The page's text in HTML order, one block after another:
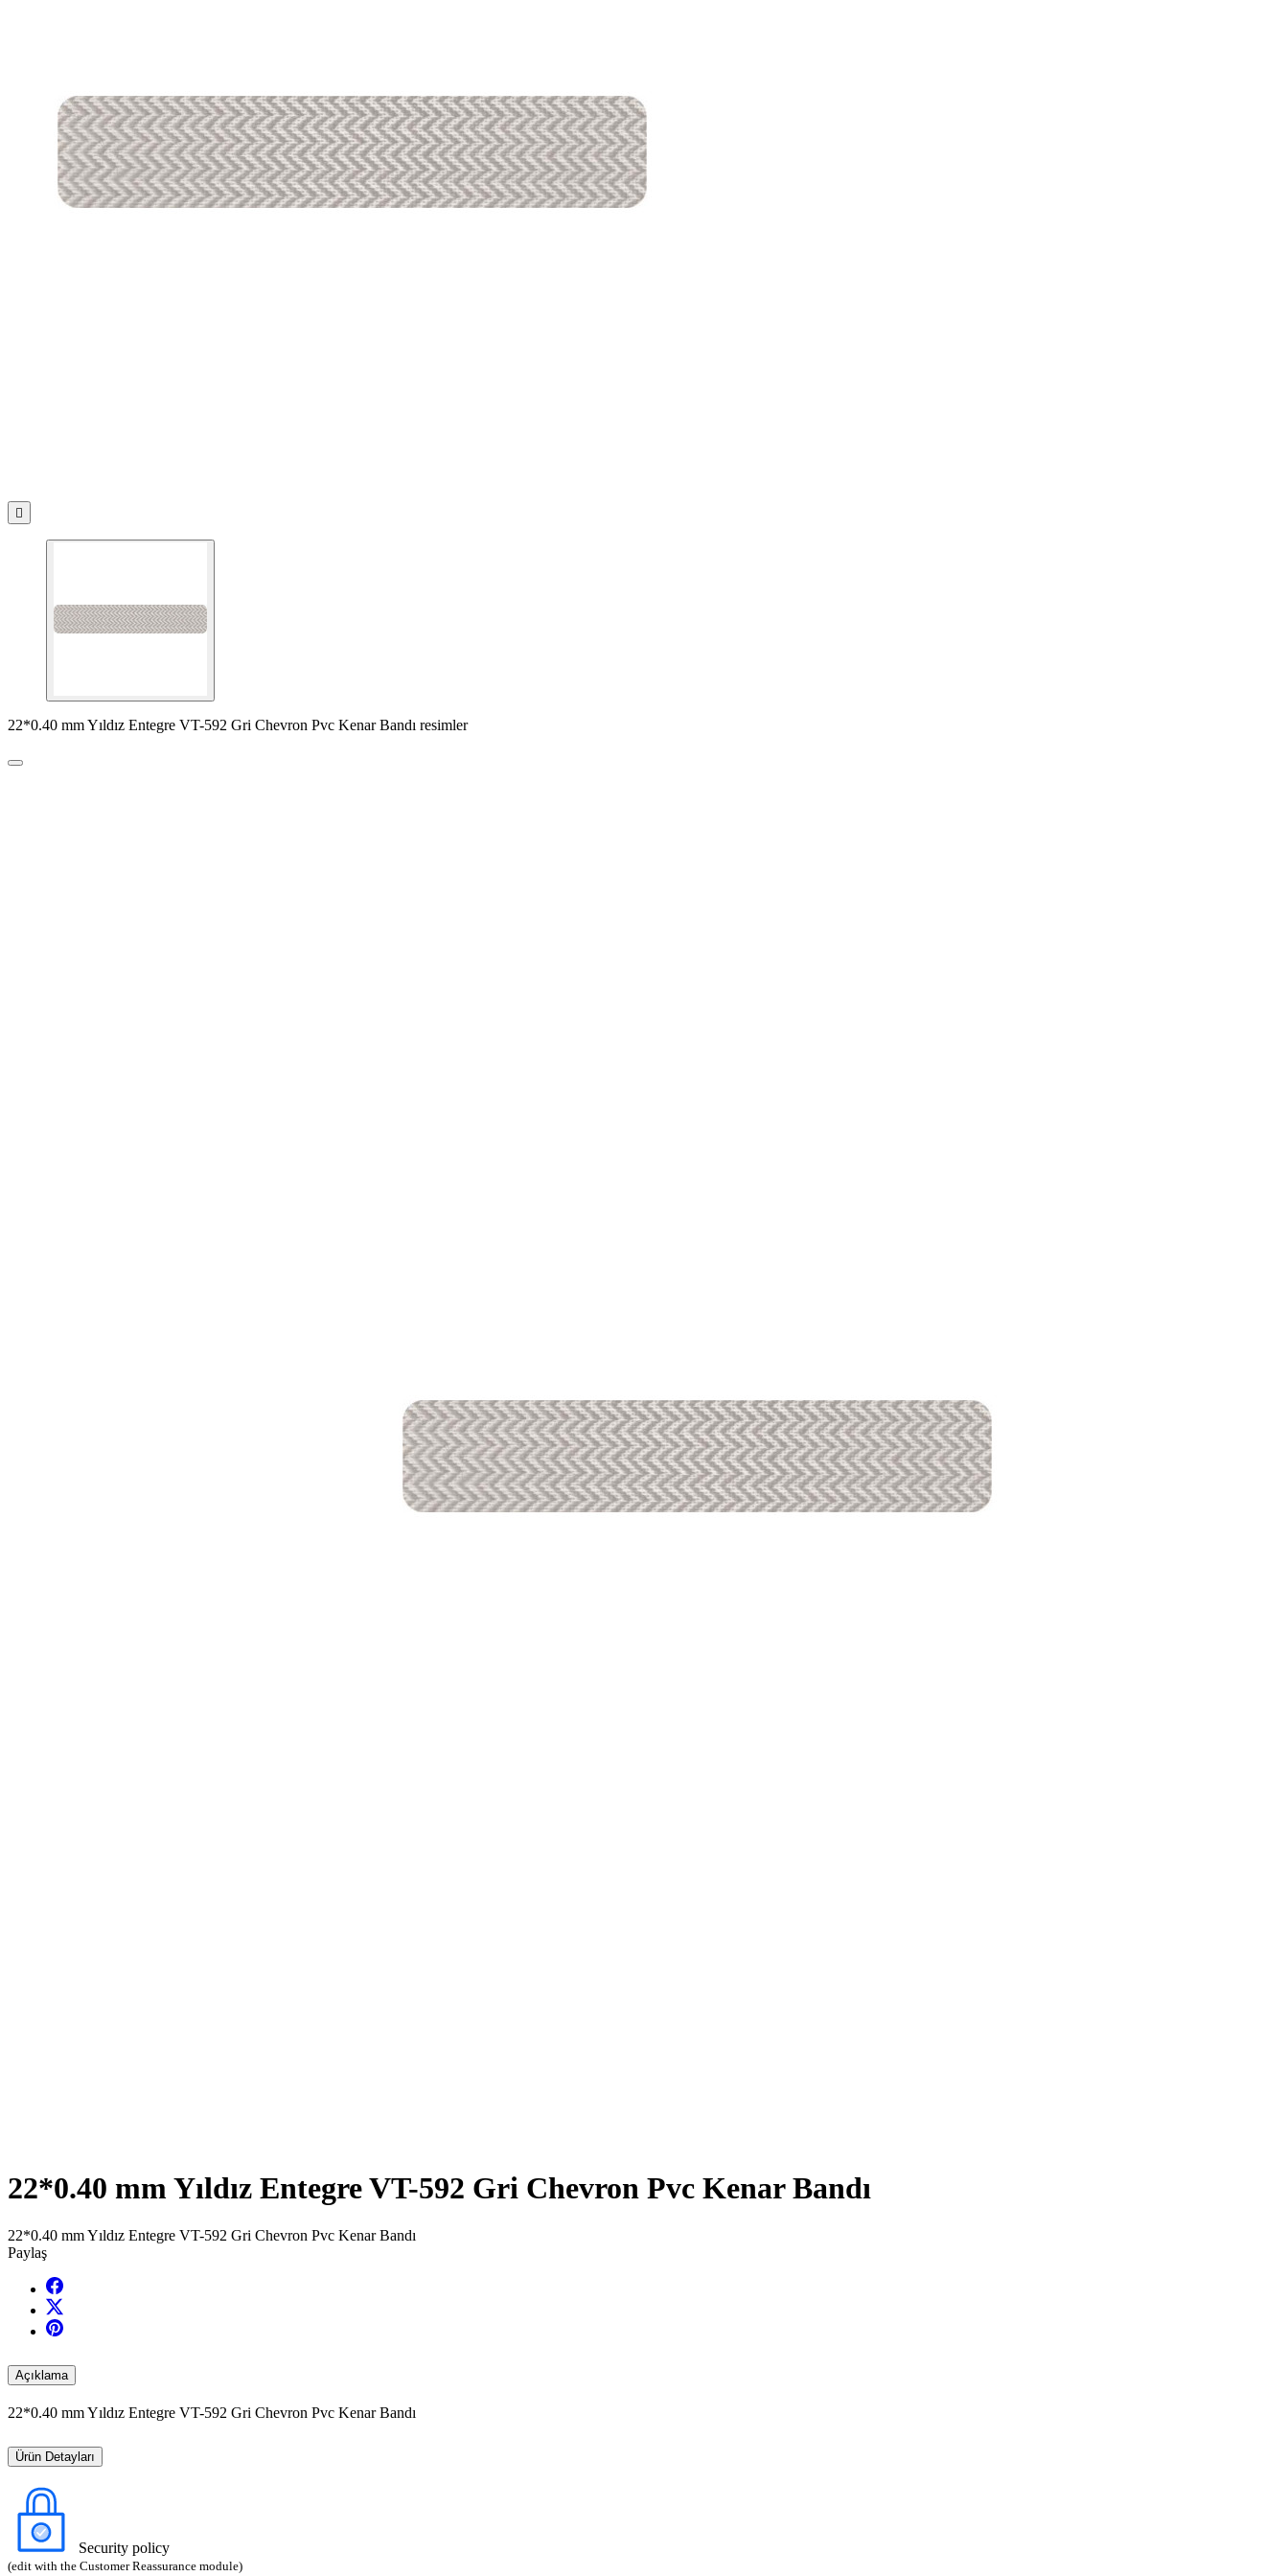

22*0.40 mm Yıldız Entegre VT-592 Gri Chevron Pvc Kenar Bandı resimler
22*0.40 mm Yıldız Entegre VT-592 Gri Chevron Pvc Kenar Bandı
22*0.40 mm Yıldız Entegre VT-592 Gri Chevron Pvc Kenar Bandı
Paylaş
Açıklama
22*0.40 mm Yıldız Entegre VT-592 Gri Chevron Pvc Kenar Bandı
Ürün Detayları
Security policy
(edit with the Customer Reassurance module)